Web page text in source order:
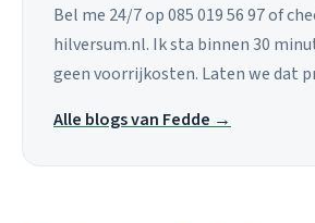
Bel me 24/7 op 085 019 56 97 of
hilversum.nl. Ik sta binnen 30
geen voorrijkosten. Laten we dat
Alle blogs van Fedde →